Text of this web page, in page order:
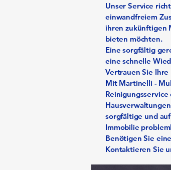
Unser Service
einwandfreiem
ihren zukünftigen
bieten möchten.
Eine sorgfältig
eine schnelle
Vertrauen Sie
Mit Martinelli -
sorgfältige und
Immobilie
Benötigen Sie
Kontaktieren Sie